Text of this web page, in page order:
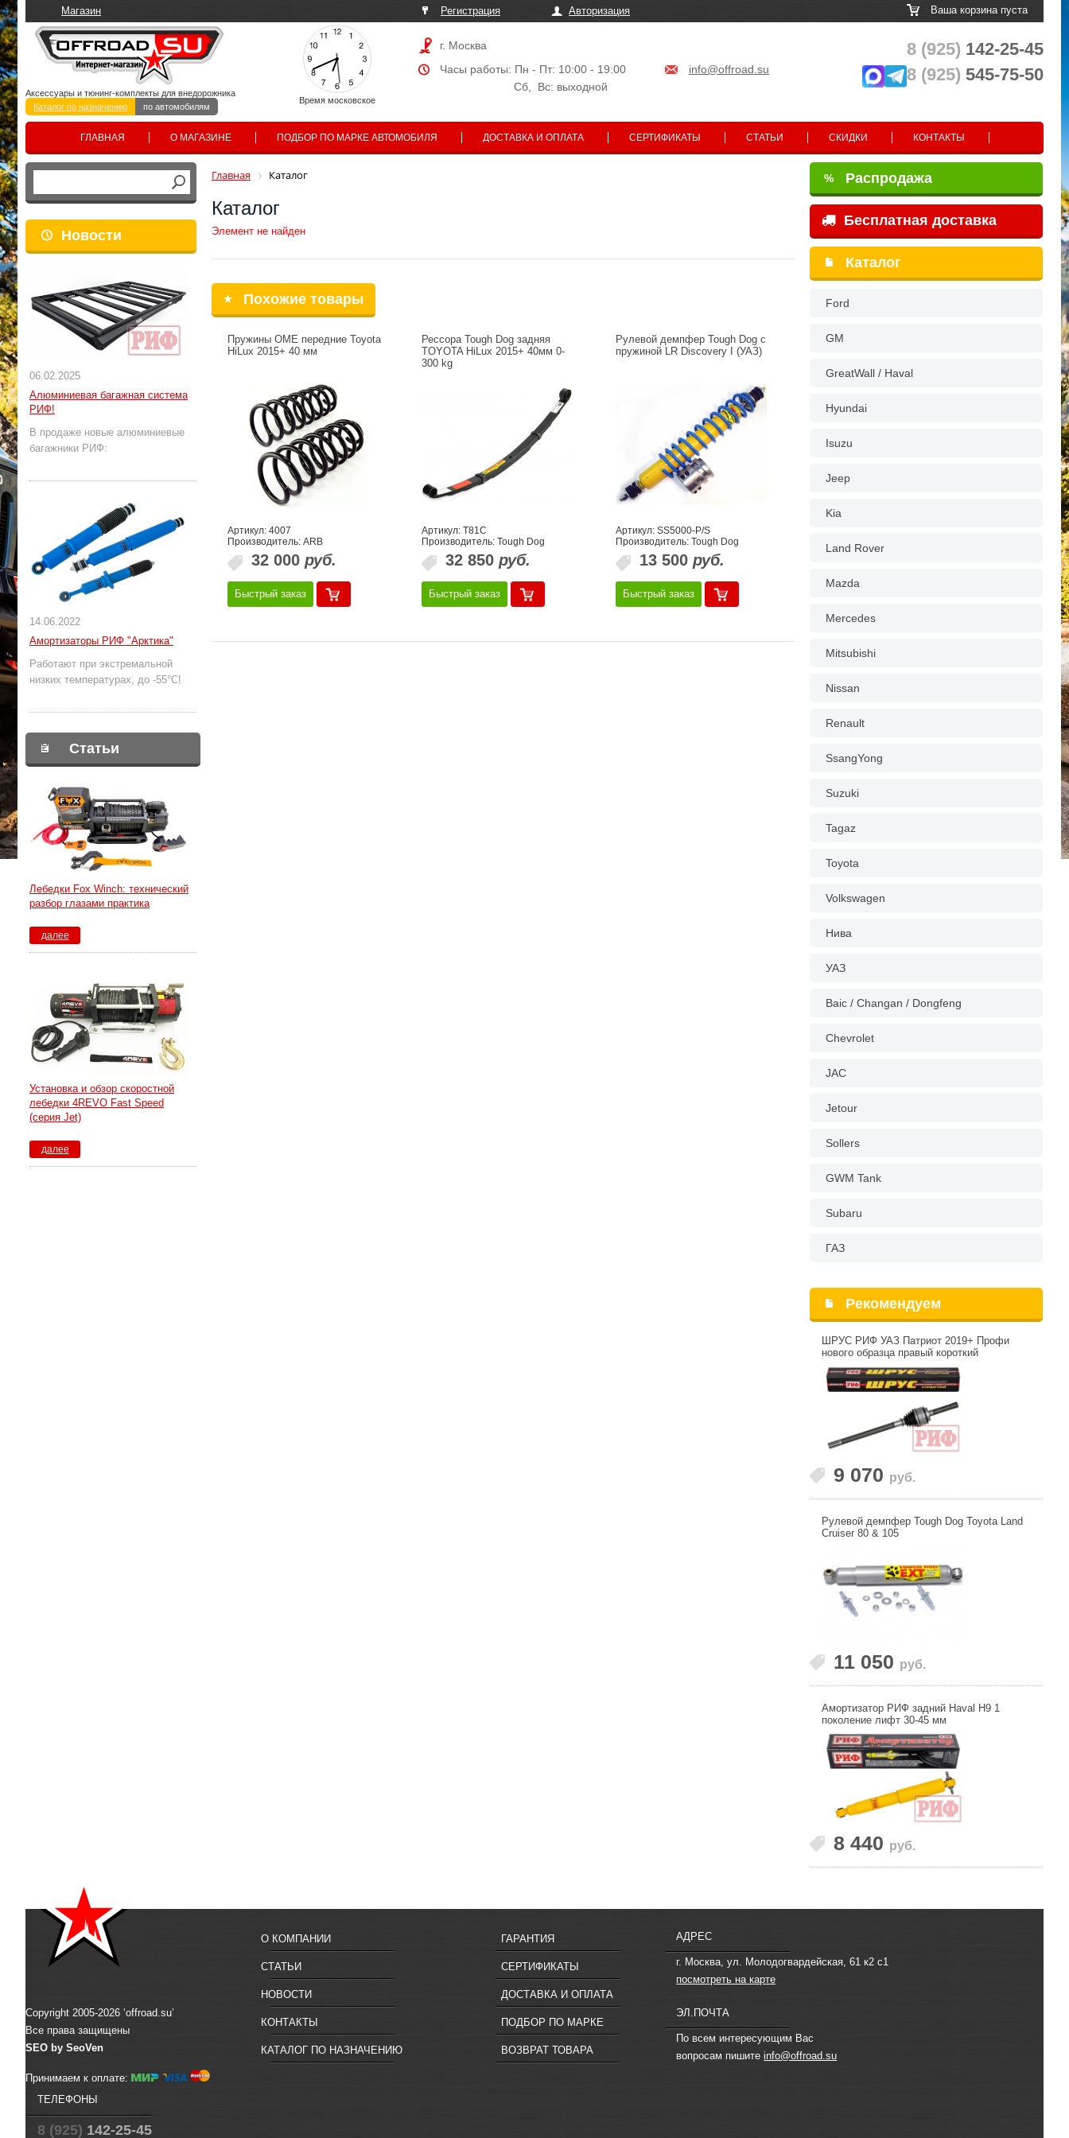
Магазин Регистрация Авторизация Ваша корзина пуста
Время московское
Аксессуары и тюнинг-комплекты для внедорожника
Каталог по назначению
по автомобилям
г. Москва
Часы работы: Пн - Пт: 10:00 - 19:00
info@offroad.su
Сб, Вс: выходной
8 (925) 142-25-45
8 (925) 545-75-50
ГЛАВНАЯ О МАГАЗИНЕ ПОДБОР ПО МАРКЕ АВТОМОБИЛЯ ДОСТАВКА И ОПЛАТА СЕРТИФИКАТЫ СТАТЬИ СКИДКИ КОНТАКТЫ
Новости
06.02.2025
Алюминиевая багажная система
РИФ!
В продаже новые алюминиевые
багажники РИФ:
14.06.2022
Амортизаторы РИФ "Арктика"
Работают при экстремальной
низких температурах, до -55°С!
Статьи
Лебедки Fox Winch: технический
разбор глазами практика
далее
Установка и обзор скоростной
лебедки 4REVO Fast Speed
(серия Jet)
далее
Главная Каталог
Каталог
Элемент не найден
Похожие товары
Пружины OME передние Toyota
HiLux 2015+ 40 мм
Артикул: 4007
Производитель: ARB
32 000 руб.
Быстрый заказ
Рессора Tough Dog задняя
TOYOTA HiLux 2015+ 40мм 0-
300 kg
Артикул: T81C
Производитель: Tough Dog
32 850 руб.
Быстрый заказ
Рулевой демпфер Tough Dog с
пружиной LR Discovery I (УАЗ)
Артикул: SS5000-P/S
Производитель: Tough Dog
13 500 руб.
Быстрый заказ
% Распродажа
Бесплатная доставка
Каталог
Ford
GM
GreatWall / Haval
Hyundai
Isuzu
Jeep
Kia
Land Rover
Mazda
Mercedes
Mitsubishi
Nissan
Renault
SsangYong
Suzuki
Tagaz
Toyota
Volkswagen
Нива
УАЗ
Baic / Changan / Dongfeng
Chevrolet
JAC
Jetour
Sollers
GWM Tank
Subaru
ГАЗ
Рекомендуем
ШРУС РИФ УАЗ Патриот 2019+ Профи
нового образца правый короткий
9 070 руб.
Рулевой демпфер Tough Dog Toyota Land
Cruiser 80 & 105
11 050 руб.
Амортизатор РИФ задний Haval H9 1
поколение лифт 30-45 мм
8 440 руб.
Copyright 2005-2026 ‘offroad.su’
Все права защищены
SEO by SeoVen
Принимаем к оплате:
О КОМПАНИИ
СТАТЬИ
НОВОСТИ
КОНТАКТЫ
КАТАЛОГ ПО НАЗНАЧЕНИЮ
ГАРАНТИЯ
СЕРТИФИКАТЫ
ДОСТАВКА И ОПЛАТА
ПОДБОР ПО МАРКЕ
ВОЗВРАТ ТОВАРА
АДРЕС
г. Москва, ул. Молодогвардейская, 61 к2 с1
посмотреть на карте
ЭЛ.ПОЧТА
По всем интересующим Вас
вопросам пишитеinfo@offroad.su
ТЕЛЕФОНЫ
8 (925) 142-25-45